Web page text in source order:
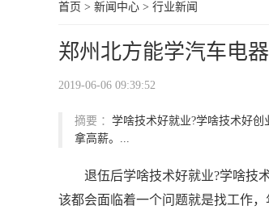
首页 > 新闻中心 > 行业新闻
郑州北方能学汽车电
2019-06-06 09:39:52
摘要 ： 学啥技术好就业?学啥技术好
拿高薪。...
退伍后学啥技术好就业?学啥技
该都会面临着一个问题就是找工作